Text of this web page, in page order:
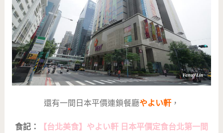
還有一間日本平價連鎖餐廳やよい軒，
食記：
【台北美食】やよい軒 日本平價定食台北第一間